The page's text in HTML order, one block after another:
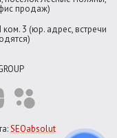
продаж)
3 (юр. адрес, встречи
SEOabsolut